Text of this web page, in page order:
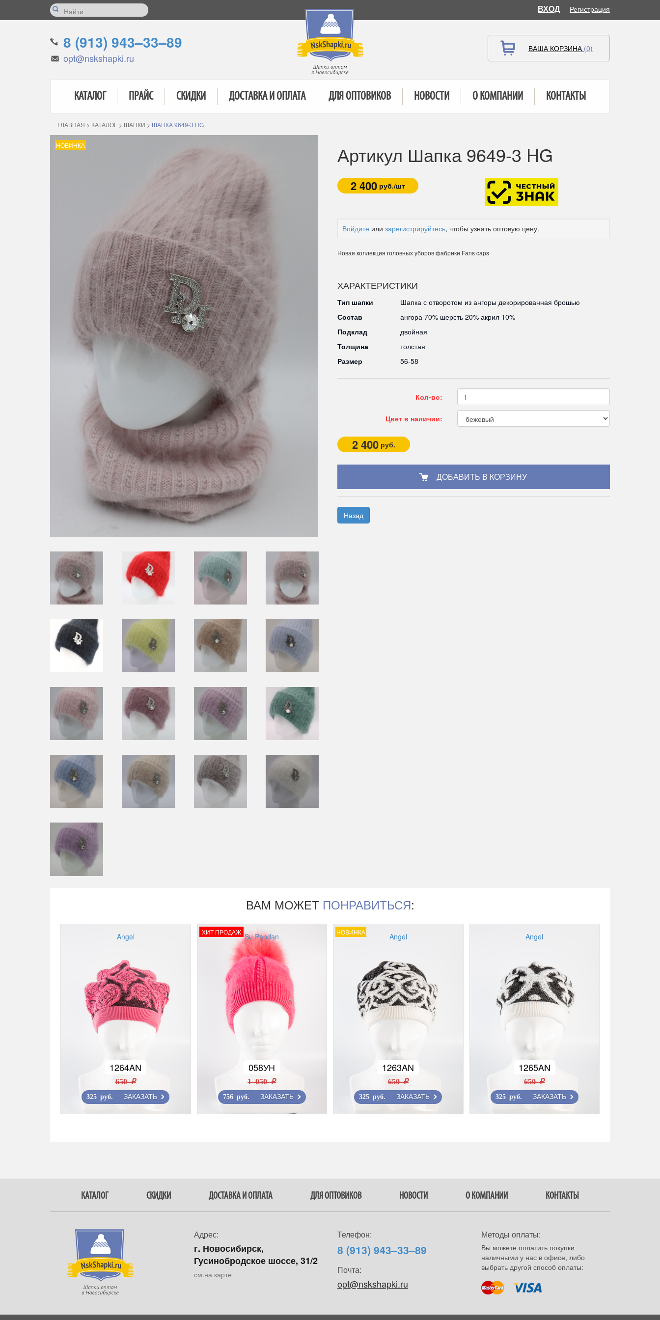
ВХОД Регистрация
8 (913) 943–33–89
opt@nskshapki.ru
ВАША КОРЗИНА (0)
КАТАЛОГ ПРАЙС СКИДКИ ДОСТАВКА И ОПЛАТА ДЛЯ ОПТОВИКОВ НОВОСТИ О КОМПАНИИ КОНТАКТЫ
ГЛАВНАЯ > КАТАЛОГ > ШАПКИ > ШАПКА 9649-3 HG
НОВИНКА Артикул Шапка 9649-3 HG
2 400 руб./шт
Войдите или зарегистрируйтесь, чтобы узнать оптовую цену.
Новая коллекция головных уборов фабрики Fans caps
ХАРАКТЕРИСТИКИ
Тип шапки
Шапка с отворотом из ангоры декорированная брошью
Состав
ангора 70% шерсть 20% акрил 10%
Подклад
двойная
Толщина
толстая
Размер
56-58
Кол-во:
Цвет в наличии:
2 400 руб.
Назад
ВАМ МОЖЕТ ПОНРАВИТЬСЯ:
Angel
1264AN
650 r
325 руб. ЗАКАЗАТЬ
ХИТ ПРОДАЖ Su Pandan
058УН
1 050 r
756 руб. ЗАКАЗАТЬ
НОВИНКА Angel
1263AN
650 r
325 руб. ЗАКАЗАТЬ
Angel
1265AN
650 r
325 руб. ЗАКАЗАТЬ
КАТАЛОГ СКИДКИ ДОСТАВКА И ОПЛАТА ДЛЯ ОПТОВИКОВ НОВОСТИ О КОМПАНИИ КОНТАКТЫ
Адрес:
г. Новосибирск,
Гусинобродское шоссе, 31/2
см.на карте
Телефон:
8 (913) 943–33–89
Почта:
opt@nskshapki.ru
Методы оплаты:
Вы можете оплатить покупки
наличными у нас в офисе, либо
выбрать другой способ оплаты: